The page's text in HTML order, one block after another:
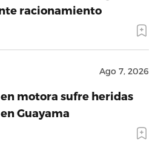
racionamiento
Ago 7, 2026
motora sufre heridas
Guayama